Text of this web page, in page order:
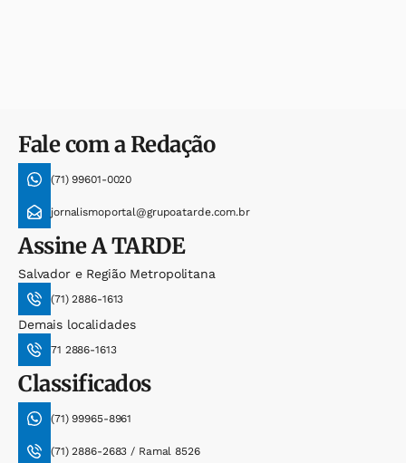
Fale com a Redação
(71) 99601-0020
jornalismoportal@grupoatarde.com.br
AssineA TARDE
Salvador e Região Metropolitana
(71) 2886-1613
Demais localidades
71 2886-1613
Classificados
(71) 99965-8961
(71) 2886-2683 / Ramal 8526